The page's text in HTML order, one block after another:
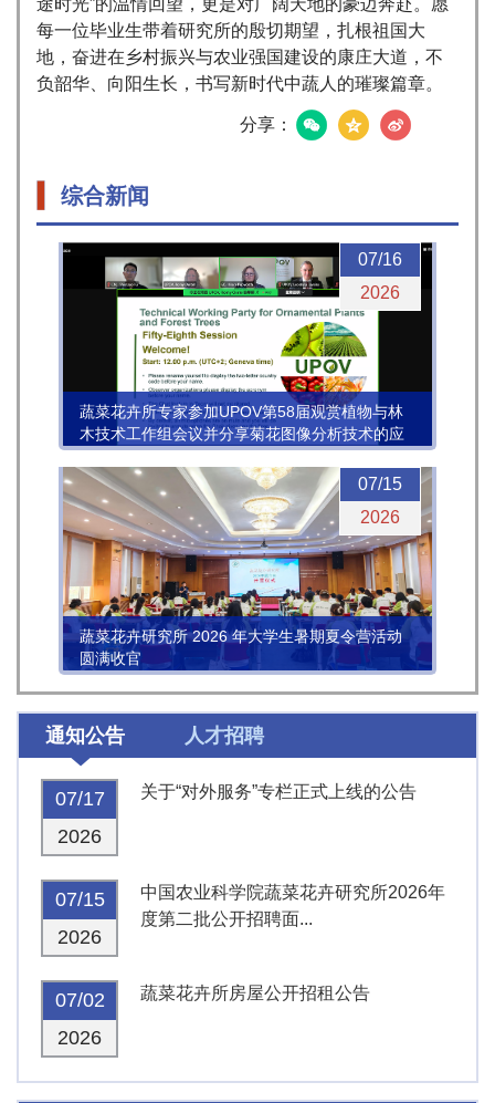
途时光”的温情回望，更是对广阔天地的豪迈奔赴。愿
每一位毕业生带着研究所的殷切期望，扎根祖国大
地，奋进在乡村振兴与农业强国建设的康庄大道，不
负韶华、向阳生长，书写新时代中蔬人的璀璨篇章。
分享：
综合新闻
07/16
2026
蔬菜花卉所专家参加UPOV第58届观赏植物与林
木技术工作组会议并分享菊花图像分析技术的应
用进展
07/15
2026
蔬菜花卉研究所 2026 年大学生暑期夏令营活动
圆满收官
通知公告 人才招聘
07/17
2026
关于“对外服务”专栏正式上线的公告
07/15
2026
中国农业科学院蔬菜花卉研究所2026年
度第二批公开招聘面...
07/02
2026
蔬菜花卉所房屋公开招租公告